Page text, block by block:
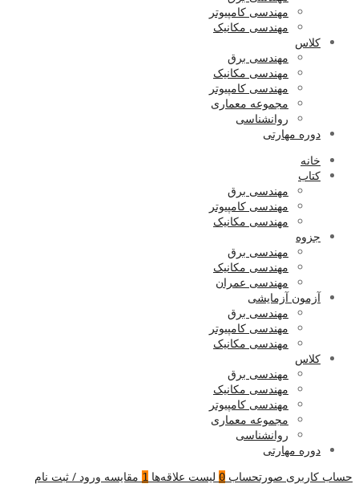
مهندسی کامپیوتر
مهندسی مکانیک
کلاس
مهندسی برق
مهندسی مکانیک
مهندسی کامپیوتر
مجموعه معماری
روانشناسی
دوره مهارتی
خانه
کتاب
مهندسی برق
مهندسی کامپیوتر
مهندسی مکانیک
جزوه
مهندسی برق
مهندسی مکانیک
مهندسی عمران
آزمون آزمایشی
مهندسی برق
مهندسی کامپیوتر
مهندسی مکانیک
کلاس
مهندسی برق
مهندسی مکانیک
مهندسی کامپیوتر
مجموعه معماری
روانشناسی
دوره مهارتی
حساب کاربری صورتحساب 0 لیست علاقه‌ها 1 مقایسه ورود / ثبت نام